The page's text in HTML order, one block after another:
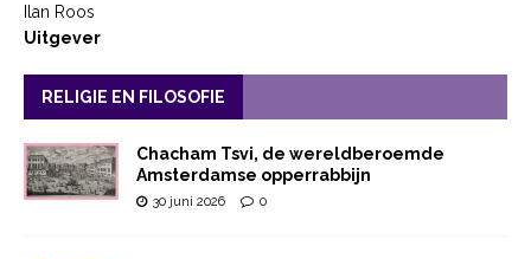
Ilan Roos
Uitgever
RELIGIE EN FILOSOFIE
Chacham Tsvi, de wereldberoemde
Amsterdamse opperrabbijn
30 juni 2026 0